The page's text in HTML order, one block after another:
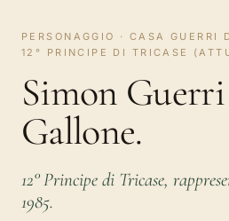
PERSONAGGIO · CASA GUERRI
12° PRINCIPE DI TRICASE
Simon
Gallone.
12° Principe di Tricase,
1985.